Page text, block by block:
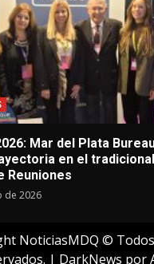
Mar del Plata
en el
Reuniones
de 2026
NoticiasMDQ ©
| DarkNews por